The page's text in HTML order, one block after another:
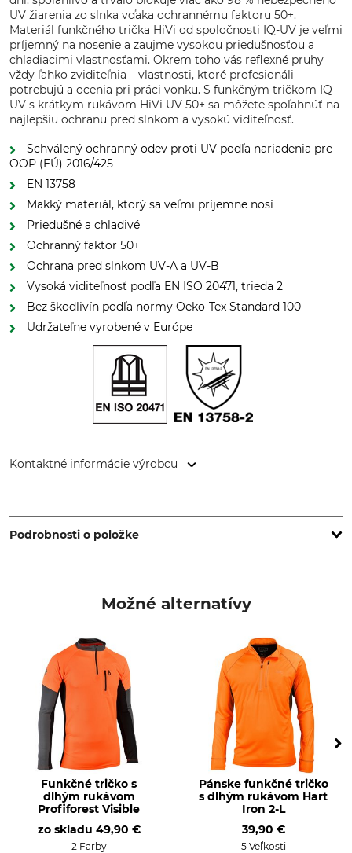
UV žiarenia zo slnka vďaka ochrannému faktoru 50+.
Materiál funkčného trička HiVi od spoločnosti IQ-UV je veľmi
príjemný na nosenie a zaujme vysokou priedušnosťou a
chladiacimi vlastnosťami. Okrem toho vás reflexné pruhy
vždy ľahko zviditeľnia – vlastnosti, ktoré profesionáli
potrebujú a ocenia pri práci vonku. S funkčným tričkom IQ-
UV s krátkym rukávom HiVi UV 50+ sa môžete spoľahnúť na
najlepšiu ochranu pred slnkom a vysokú viditeľnosť.
Schválený ochranný odev proti UV podľa nariadenia pre
OOP (EÚ) 2016/425
EN 13758
Mäkký materiál, ktorý sa veľmi príjemne nosí
Priedušné a chladivé
Ochranný faktor 50+
Ochrana pred slnkom UV-A a UV-B
Vysoká viditeľnosť podľa EN ISO 20471, trieda 2
Bez škodlivín podľa normy Oeko-Tex Standard 100
Udržateľne vyrobené v Európe
Kontaktné informácie výrobcu
Germany, www.iq-uv.com
Podrobnosti o položke
Typ produktu
Funkčné tričko
Označenie modelu
Krátky rukáv HiVi UV 50+
Zvršok
64% Polyester
36% Lyocel
60 °C farebná bielizeň
Bielenie
Nebieľte
Sušenie
Šetrné sušenie do 60 °C
Žehlenie
Žehlenie do 110 °C
Profesionálna starostlivosť
Nečistite nasucho
Možné alternatívy
Funkčné tričko s
dlhým rukávom
Profiforest Visible
zo skladu 49,90 €
2 Farby
Pánske funkčné tričko
s dlhým rukávom Hart
Iron 2-L
39,90 €
5 Veľkosti